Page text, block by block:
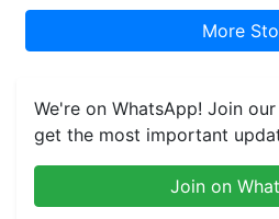
More
We're on WhatsApp! Join
get the most important
Join on